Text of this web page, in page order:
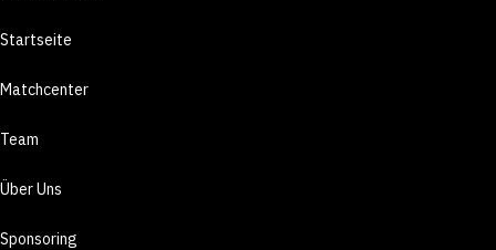
Startseite
Matchcenter
Team
Über Uns
Sponsoring